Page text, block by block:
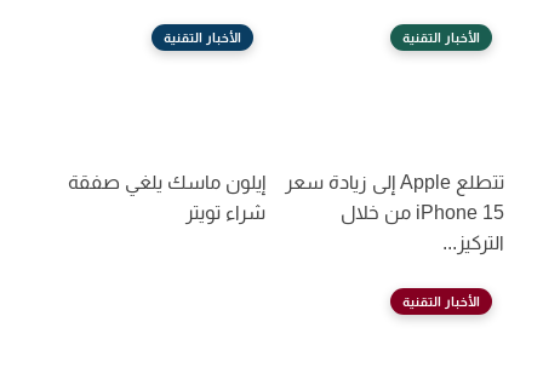
الأخبار التقنية
تتطلع Apple إلى زيادة سعر
iPhone 15 من خلال
التركيز...
الأخبار التقنية
إيلون ماسك يلغي صفقة
شراء تويتر
الأخبار التقنية